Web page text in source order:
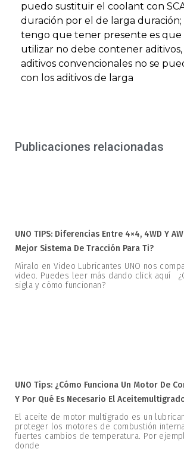
puedo sustituir el coolant con
duración por el de larga
tengo que tener presente es que
utilizar no debe contener aditivos,
aditivos convencionales no se
con los aditivos de larga
Publicaciones relacionadas
UNO TIPS: Diferencias Entre 4×4, 4WD Y
Mejor Sistema De Tracción Para Ti?
Míralo en Video Lubricantes UNO nos
video. Puedes leer más dando click aquí
sigla y cómo funcionan?
UNO Tips: ¿Cómo Funciona Un Motor De
Y Por Qué Es Necesario El
El aceite de motor multigrado es un
proteger los motores de combustión
fuertes cambios de temperatura. Por
donde